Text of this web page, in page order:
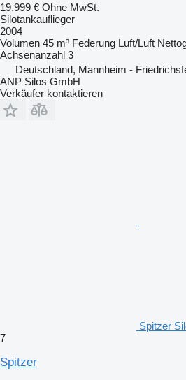
19.999 € Ohne MwSt.
Silotankauflieger
2004
Volumen 45 m³ Federung Luft/Luft
Achsenanzahl 3
Deutschland, Mannheim -
ANP Silos GmbH
Verkäufer kontaktieren
Spitzer
7
Spitzer